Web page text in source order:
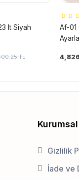
lt Siyah
TL
Af-01
Kurumsal
Gizlilik
İade ve